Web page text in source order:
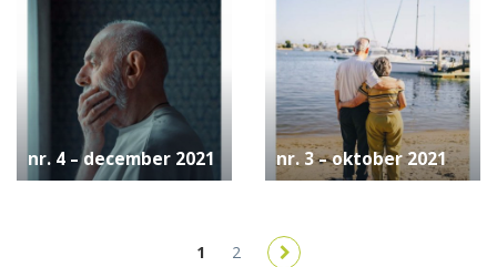
nr. 4 – december 2021 nr. 3 – oktober 2021
1 2